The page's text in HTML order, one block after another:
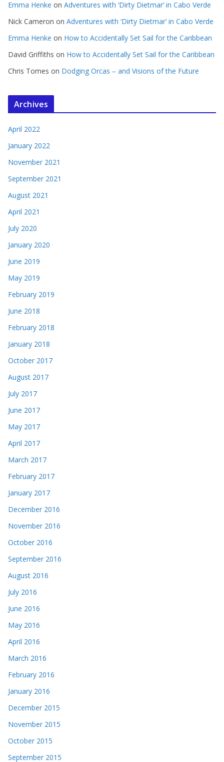
Emma Henke on Adventures with ‘Dirty Dietmar’ in Cabo Verde
Nick Cameron on Adventures with ‘Dirty Dietmar’ in Cabo Verde
Emma Henke on How to Accidentally Set Sail for the Caribbean
David Griffiths on How to Accidentally Set Sail for the Caribbean
Chris Tomes on Dodging Orcas – and Visions of the Future
Archives
April 2022
January 2022
November 2021
September 2021
August 2021
April 2021
July 2020
January 2020
June 2019
May 2019
February 2019
June 2018
February 2018
January 2018
October 2017
August 2017
July 2017
June 2017
May 2017
April 2017
March 2017
February 2017
January 2017
December 2016
November 2016
October 2016
September 2016
August 2016
July 2016
June 2016
May 2016
April 2016
March 2016
February 2016
January 2016
December 2015
November 2015
October 2015
September 2015